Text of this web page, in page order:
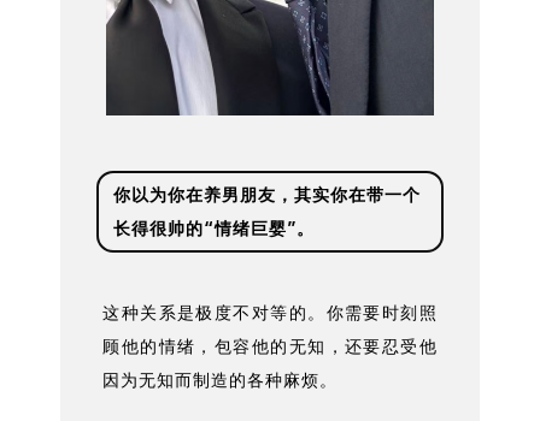
你以为你在养男朋友，其实你在带一个
长得很帅的“情绪巨婴”。
这种关系是极度不对等的。你需要时刻照
顾他的情绪，包容他的无知，还要忍受他
因为无知而制造的各种麻烦。